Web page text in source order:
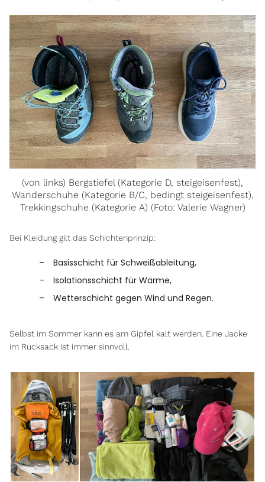
(von links) Bergstiefel (Kategorie D, steigeisenfest),
Wanderschuhe (Kategorie B/C, bedingt steigeisenfest),
Trekkingschuhe (Kategorie A) (Foto: Valerie Wagner)
Bei Kleidung gilt das Schichtenprinzip:
Basisschicht für Schweißableitung,
Isolationsschicht für Wärme,
Wetterschicht gegen Wind und Regen.
Selbst im Sommer kann es am Gipfel kalt werden. Eine Jacke
im Rucksack ist immer sinnvoll.